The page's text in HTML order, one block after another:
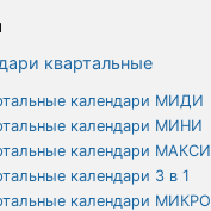
квартальные
календари МИДИ
календари МИНИ
календари МАКСИ
календари 3 в 1
календари МИКРО